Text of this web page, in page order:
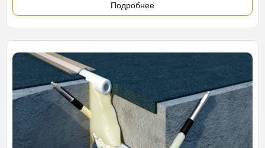
Подробнее